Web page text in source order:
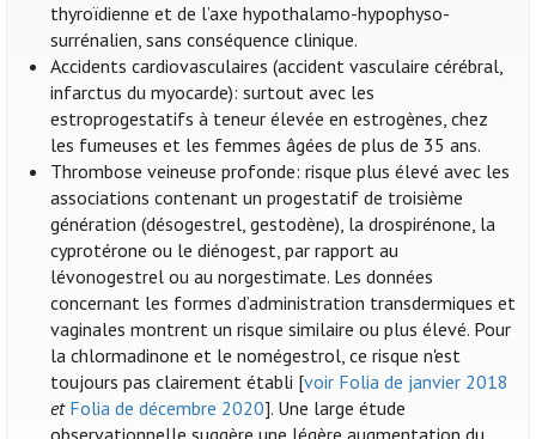
thyroïdienne et de l’axe hypothalamo-hypophyso-
surrénalien, sans conséquence clinique.
Accidents cardiovasculaires (accident vasculaire cérébral,
infarctus du myocarde): surtout avec les
estroprogestatifs à teneur élevée en estrogènes, chez
les fumeuses et les femmes âgées de plus de 35 ans.
Thrombose veineuse profonde: risque plus élevé avec les
associations contenant un progestatif de troisième
génération (désogestrel, gestodène), la drospirénone, la
cyprotérone ou le diénogest, par rapport au
lévonogestrel ou au norgestimate. Les données
concernant les formes d’administration transdermiques et
vaginales montrent un risque similaire ou plus élevé. Pour
la chlormadinone et le nomégestrol, ce risque n'est
toujours pas clairement établi [voir Folia de janvier 2018
et Folia de décembre 2020]. Une large étude